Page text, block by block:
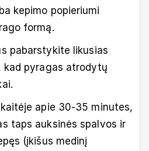
kepimo popieriumi
formą.
pabarstykite likusias
kad pyragas atrodytų
apie 30-35 minutes,
taps auksinės spalvos ir
(įkišus medinį